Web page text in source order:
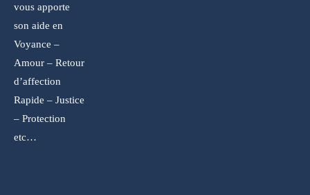
vous apporte
son aide en
Voyance –
Amour – Retour
d’affection
Rapide – Justice
– Protection
etc…